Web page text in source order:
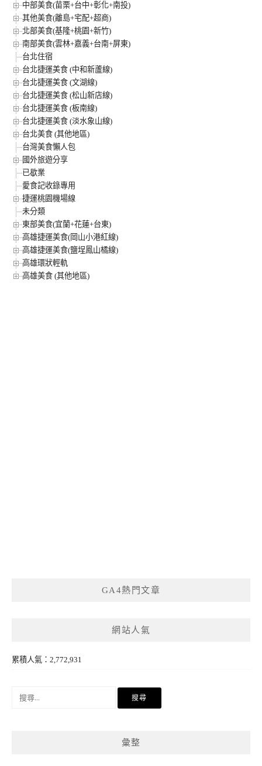
中部美食(苗栗+台中+彰化+南投)
其他美食(離島+宅配+超商)
北部美食(基隆+桃園+新竹)
南部美食(雲林+嘉義+台南+屏東)
台北住宿
台北捷運美食 (中和新蘆線)
台北捷運美食 (文湖線)
台北捷運美食 (松山新店線)
台北捷運美食 (板南線)
台北捷運美食 (淡水象山線)
台北美食 (其他地區)
台灣美食懶人包
國外旅遊分享
已歇業
愛食記收錄專用
捷運桃園機場線
未分類
東部美食(宜蘭+花蓮+台東)
高雄捷運美食(岡山小港紅線)
高雄捷運美食(鹽埕鳳山橘線)
高雄環狀輕軌
高雄美食 (其他地區)
GA4熱門文章
網站人氣
累積人氣：2,772,931
彙整